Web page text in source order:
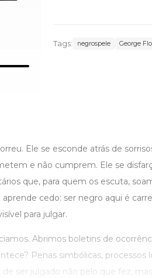
Tags: negrospele George
Ele se esconde atrás de
e não cumprem. Ele se
que, para quem os escuta,
cedo: ser negro aqui é
para julgar.
Abrimos boletins de
Penas simbólicas, processos
ser julgado não pelo que fez, mas